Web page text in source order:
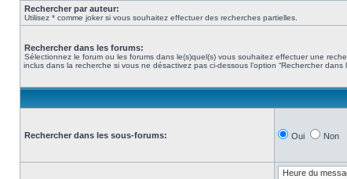
Rechercher par auteur:
Utilisez * comme joker si vous souhaitez effectuer des recherches partielles.
Rechercher dans les forums:
Sélectionnez le forum ou les forums dans le(s)quel(s) vous souhaitez effectuer une
inclus dans la recherche si vous ne désactivez pas ci-dessous l’option “Rechercher dans
Rechercher dans les sous-forums: Oui Non